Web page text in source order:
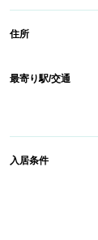
住所
最寄り駅/交通
入居条件